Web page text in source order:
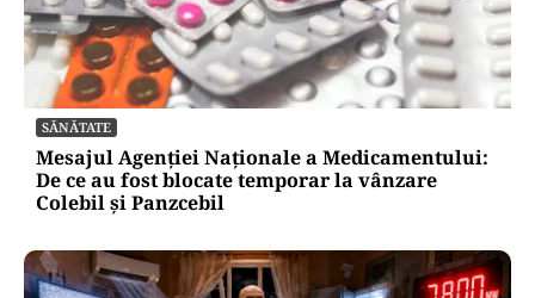
POLITICĂ
Ciprian Șerban îl acuză pe Ilie Bolojan de
dezinformare în scandalul proiectului Bala II:
„A fost blocat de Comisia Europeană, nu
abandonat”